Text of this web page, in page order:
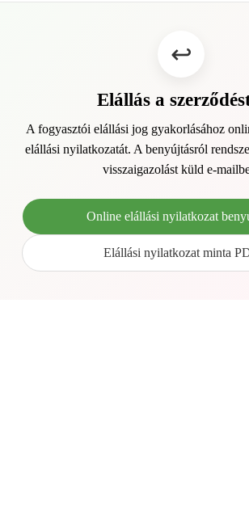
Elállás a
A fogyasztói elállási jog gyakorlásához
elállási nyilatkozatát. A benyújtásról
visszaigazolást küld e-
Online elállási nyilatkozat
Elállási nyilatkozat minta